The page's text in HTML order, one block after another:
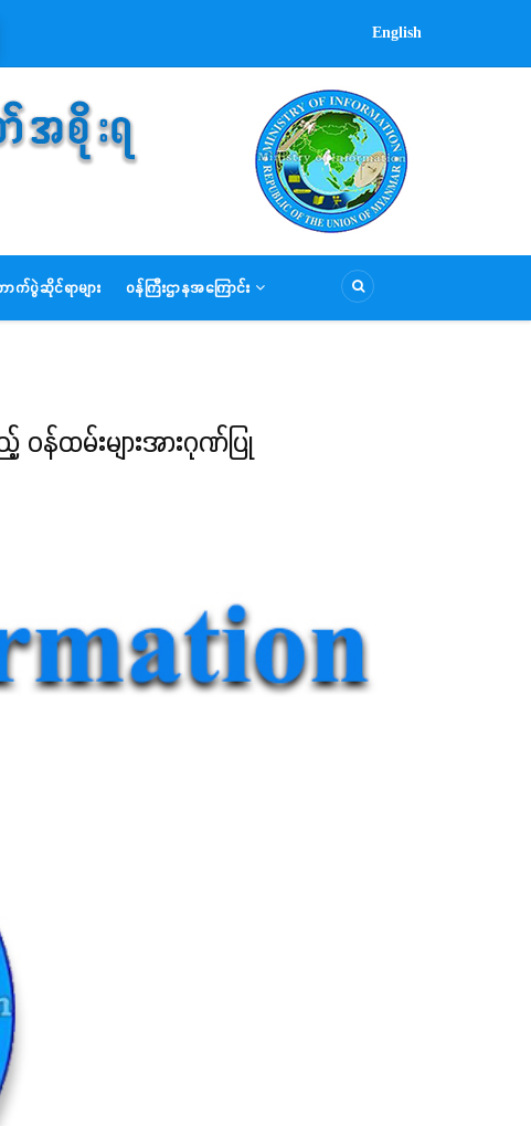
English
ာက်ပွဲဆိုင်ရာများ ဝန်ကြီးဌာနအကြောင်း
န်ထမ်းများအားဂုဏ်ပြု